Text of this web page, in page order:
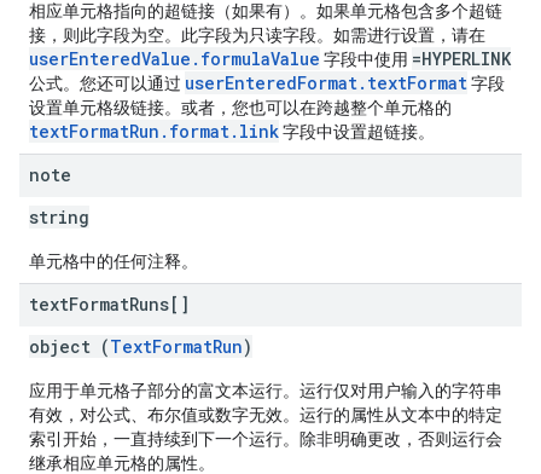
相应单元格指向的超链接（如果有）。如果单元格包含多个超链
接，则此字段为空。此字段为只读字段。如需进行设置，请在
userEnteredValue.formulaValue 字段中使用 =HYPERLINK
公式。您还可以通过 userEnteredFormat.textFormat字段
设置单元格级链接。或者，您也可以在跨越整个单元格的
textFormatRun.format.link字段中设置超链接。
note
string
单元格中的任何注释。
textFormatRuns[]
object (TextFormatRun)
应用于单元格子部分的富文本运行。运行仅对用户输入的字符串
有效，对公式、布尔值或数字无效。运行的属性从文本中的特定
索引开始，一直持续到下一个运行。除非明确更改，否则运行会
继承相应单元格的属性。